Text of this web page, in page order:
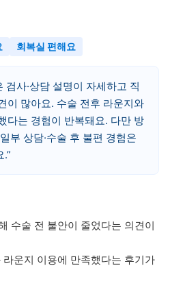
회복실 편해요
사·상담 설명이 자세하고 직
이 많아요. 수술 전후 라운지와
다는 경험이 반복돼요. 다만 방
부 상담·수술 후 불편 경험은
.
수술 전 불안이 줄었다는 의견이
라운지 이용에 만족했다는 후기가